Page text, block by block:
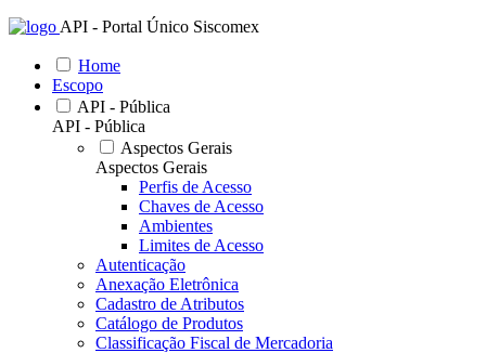
API - Portal Único Siscomex
Home
Escopo
API - Pública
API - Pública
Aspectos Gerais
Aspectos Gerais
Perfis de Acesso
Chaves de Acesso
Ambientes
Limites de Acesso
Autenticação
Anexação Eletrônica
Cadastro de Atributos
Catálogo de Produtos
Classificação Fiscal de Mercadoria